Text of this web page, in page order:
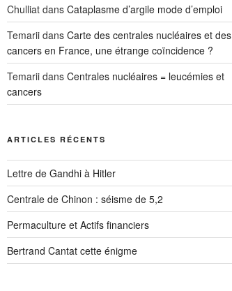
Chulliatdans Cataplasme d’argile mode d’emploi
Temariidans Carte des centrales nucléaires et des
cancers en France, une étrange coïncidence ?
Temariidans Centrales nucléaires = leucémies et
cancers
ARTICLES RÉCENTS
Lettre de Gandhi à Hitler
Centrale de Chinon : séisme de 5,2
Permaculture et Actifs financiers
Bertrand Cantat cette énigme